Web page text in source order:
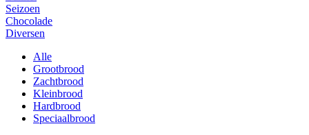
Seizoen
Chocolade
Diversen
Alle
Grootbrood
Zachtbrood
Kleinbrood
Hardbrood
Speciaalbrood